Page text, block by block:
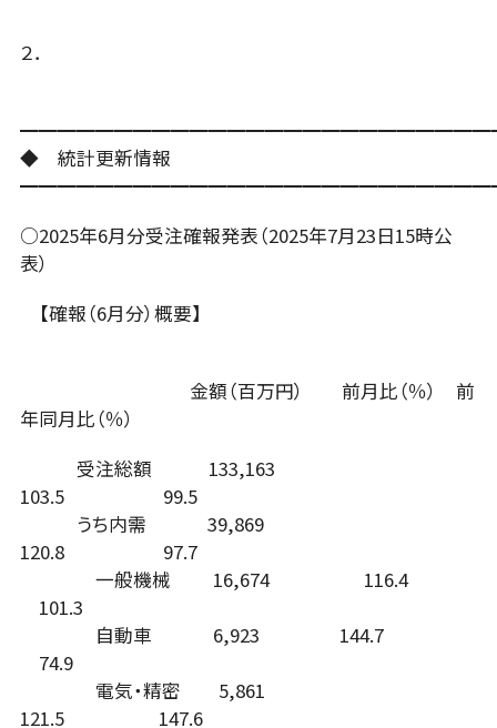
入会案内 会員名簿
２．
◆ 統計更新情報
○2025年6月分受注確報発表（2025年7月23日15時公
表）
【確報（6月分）概要】
金額（百万円） 前月比（％） 前
年同月比（％）
受注総額 133,163
103.5 99.5
うち内需 39,869
120.8 97.7
一般機械 16,674 116.4
101.3
自動車 6,923 144.7
74.9
電気・精密 5,861
121.5 147.6